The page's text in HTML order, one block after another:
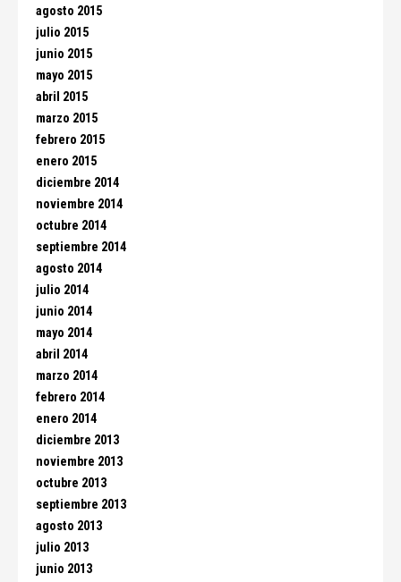
agosto 2015
julio 2015
junio 2015
mayo 2015
abril 2015
marzo 2015
febrero 2015
enero 2015
diciembre 2014
noviembre 2014
octubre 2014
septiembre 2014
agosto 2014
julio 2014
junio 2014
mayo 2014
abril 2014
marzo 2014
febrero 2014
enero 2014
diciembre 2013
noviembre 2013
octubre 2013
septiembre 2013
agosto 2013
julio 2013
junio 2013